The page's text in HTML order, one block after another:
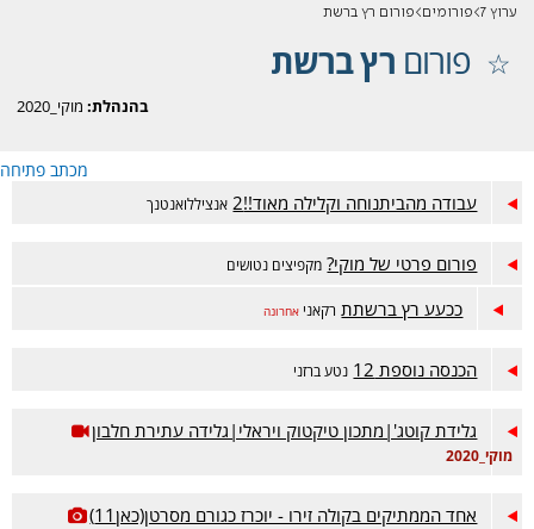
ערוץ 7 פורומים פורום רץ ברשת
פורום רץ ברשת
בהנהלת: מוקי_2020
מכתב פתיחה
עבודה מהביתנוחה וקלילה מאוד!!2 אנציללואנטנך
פורום פרטי של מוקי? מקפיצים נטושים
ככעע רץ ברשתת רקאני אחרונה
הכנסה נוספת 12 נטע ברזני
גלידת קוטג'|מתכון טיקטוק ויראלי|גלידה עתירת חלבון
מוקי_2020
אחד הממתיקים בקולה זירו - יוכרז כגורם מסרטן(כאן11)